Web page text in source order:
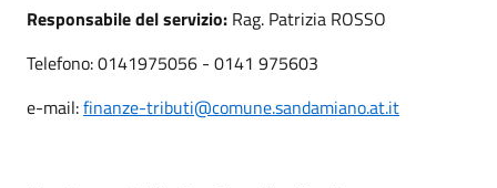
Responsabile del servizio: Rag. Patrizia ROSSO
Telefono: 0141975056 - 0141 975603
e-mail:finanze-tributi@comune.sandamiano.at.it